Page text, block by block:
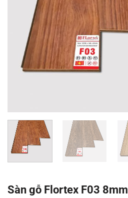
Sàn gỗ Flortex F03 8mm